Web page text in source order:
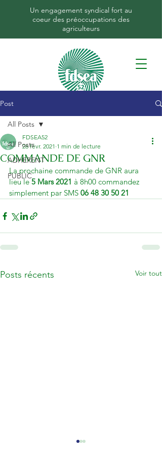
Un engagement syndical fort au
coeur des préoccupations des
agriculteurs
Post
All Posts
ADHERENT
PUBLIC
All Posts
COMMANDE DE GNR
FDSEA52
26 févr. 2021 1 min de lecture
La prochaine commande de GNR aura
lieu le 5 Mars 2021 à 8h00 commandez
simplement par SMS 06 48 30 50 21
Posts récents Voir tout